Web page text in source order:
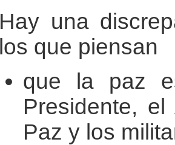
Hay una
los que piensan
que la paz
Presidente,
Paz y los